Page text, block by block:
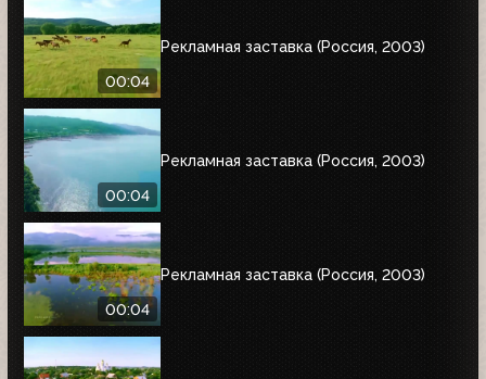
00:04
Рекламная заставка (Россия, 2003)
00:04
Рекламная заставка (Россия, 2003)
00:04
Рекламная заставка (Россия, 2003)